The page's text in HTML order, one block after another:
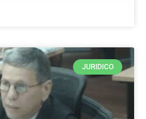
JURIDICO